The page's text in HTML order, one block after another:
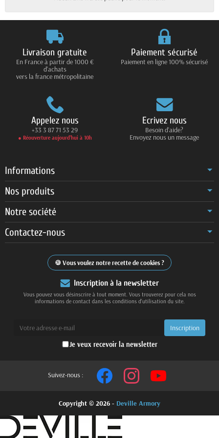
Livraison gratuite
En France à partir de 1000 €
d'achats
vers la france métropolitaine
Paiement sécurisé
Paiement en ligne 100% sécurisé
Appelez nous
+33 3 87 71 53 29
● Réouverture aujourd’hui à 10h
Ecrivez nous
Besoin d'aide?
Envoyez nous un message
Informations
Nos produits
Notre société
Contactez-nous
Vous voulez notre recette de cookies ?
Inscription à la newsletter
Vous pouvez vous désinscrire à tout moment. Vous trouverez pour cela nos
informations de contact dans les conditions d'utilisation du site.
Je veux recevoir la newsletter
Suivez-nous :
Copyright © 2026 - Deville Armory